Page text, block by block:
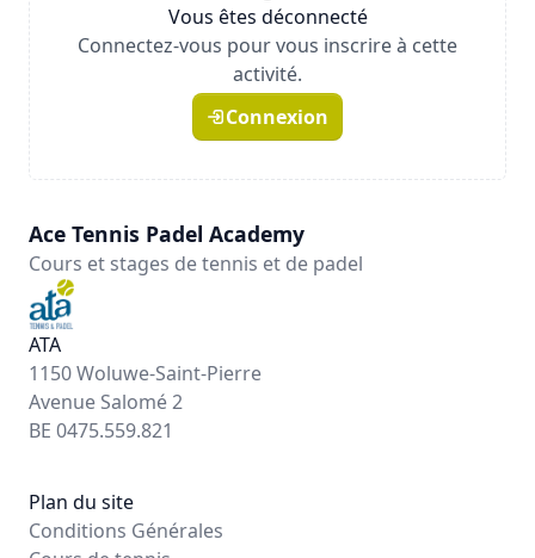
Vous êtes déconnecté
Connectez-vous pour vous inscrire à cette
activité.
Connexion
Ace Tennis Padel Academy
Cours et stages de tennis et de padel
ATA
1150 Woluwe-Saint-Pierre
Avenue Salomé 2
BE 0475.559.821
Plan du site
Conditions Générales